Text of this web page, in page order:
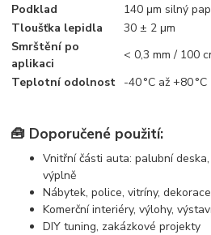
Podklad
140 μm silný
Tloušťka lepidla
30 ± 2 μm
Smrštění po
aplikaci
< 0,3 mm / 100
Teplotní odolnost -40 °C až +80 °C
🧰 Doporučené použití:
Vnitřní části auta: palubní
výplně
Nábytek, police, vitríny, dekorace
Komerční interiéry, výlohy,
DIY tuning, zakázkové projekty